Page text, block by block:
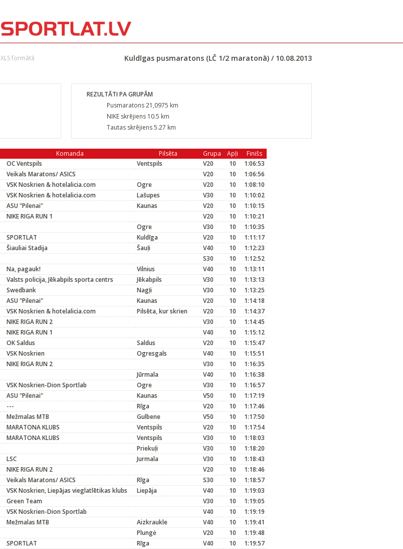
XLS formātā Kuldīgas pusmaratons (LČ 1/2 maratonā) / 10.08.2013
REZULTĀTI PA GRUPĀM
Pusmaratons 21,0975 km
NIKE skrējiens 10.5 km
Tautas skrējiens 5.27 km
Komanda Pilsēta Grupa Apļi
Finišs
OC Ventspils Ventspils V20 10
1:06:53
Veikals Maratons/ ASICS V20 10
1:06:56
VSK Noskrien & hotelalicia.com Ogre V20 10
1:08:10
VSK Noskrien & hotelalicia.com Lašupes V30 10
1:10:02
ASU "Pilenai" Kaunas V20 10
1:10:15
NIKE RIGA RUN 1 V20 10
1:10:21
Ogre V30 10
1:10:35
SPORTLAT Kuldīga V20 10
1:11:17
Šiauliai Stadija Šauļi V40 10
1:12:23
S30 10
1:12:52
Na, pagauk! Vilnius V40 10
1:13:11
Valsts policija, Jēkabpils sporta centrs Jēkabpils V30 10
1:13:13
Swedbank Nagļi V30 10
1:13:25
ASU "Pilenai" Kaunas V20 10
1:14:18
VSK Noskrien & hotelalicia.com Pilsēta, kur skrien V20 10
1:14:37
NIKE RIGA RUN 2 V30 10
1:14:45
NIKE RIGA RUN 1 V40 10
1:15:12
OK Saldus Saldus V20 10
1:15:47
VSK Noskrien Ogresgals V40 10
1:15:51
NIKE RIGA RUN 2 V30 10
1:16:35
Jūrmala V40 10
1:16:38
VSK Noskrien-Dion Sportlab Ogre V30 10
1:16:57
ASU "Pilenai" Kaunas V50 10
1:17:19
--- Rīga V20 10
1:17:46
Mežmalas MTB Gulbene V50 10
1:17:50
MARATONA KLUBS Ventspils V20 10
1:17:54
MARATONA KLUBS Ventspils V30 10
1:18:03
Priekuļi V30 10
1:18:20
LSC Jurmala V30 10
1:18:43
NIKE RIGA RUN 2 V20 10
1:18:46
Veikals Maratons/ ASICS Rīga S30 10
1:18:57
VSK Noskrien, Liepājas vieglatlētikas klubs Liepāja V40 10
1:19:03
Green Team V30 10
1:19:05
VSK Noskrien-Dion Sportlab V40 10
1:19:19
Mežmalas MTB Aizkraukle V40 10
1:19:41
Plungė V20 10
1:19:48
SPORTLAT Rīga V40 10
1:19:57